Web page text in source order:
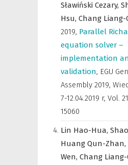
Sławiński Cezary,
Hsu, Chang Liang-
2019, Parallel
equation solver –
implementation
validation, EGU
Assembly 2019,
7-12.04.2019 r, Vol.
15060
Lin Hao-Hua,
Huang Qun-Zhan,
Wen, Chang Liang-